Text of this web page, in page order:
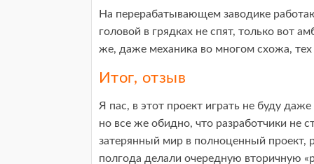
На перерабатывающем заводике
головой в грядках не спят, только вот
же, даже механика во многом схожа,
Итог, отзыв
Я пас, в этот проект играть не буду
но все же обидно, что разработчики не
затерянный мир в полноценный проект,
полгода делали очередную вторичную